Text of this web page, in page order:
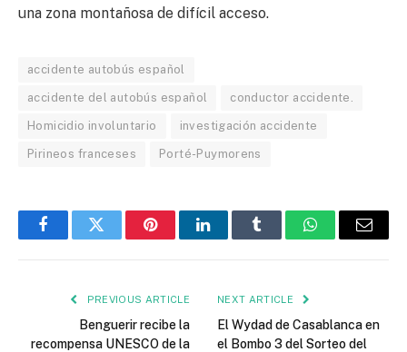
una zona montañosa de difícil acceso.
accidente autobús español
accidente del autobús español conductor accidente.
Homicidio involuntario investigación accidente
Pirineos franceses Porté-Puymorens
FacebookTwitter PinterestLinkedInTumblr WhatsAppEmail
PREVIOUS ARTICLE
Benguerir recibe la
recompensa UNESCO de la
NEXT ARTICLE
El Wydad de Casablanca en
el Bombo 3 del Sorteo del